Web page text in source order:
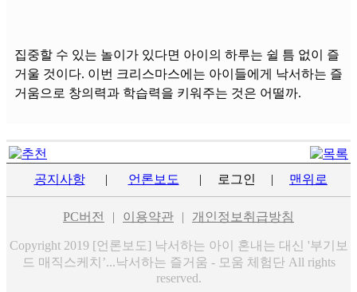
집중할 수 있는 놀이가 있다면 아이의 하루는 쉴 틈 없이 즐
거울 것이다. 이번 크리스마스에는 아이들에게 낙서하는 즐
거움으로 창의력과 학습력을 키워주는 것은 어떨까.
공지사항 | 언론보도 | 로그인 | 맨위로
PC버전 | 이용약관 | 개인정보취급방침
Copyright 2019 [언론보도] 낙서하는 아이 혼내는 대신 '부기보
드 매직스케치’...낙서하는 즐거움 - 모움 체험단 All rights
reserved.